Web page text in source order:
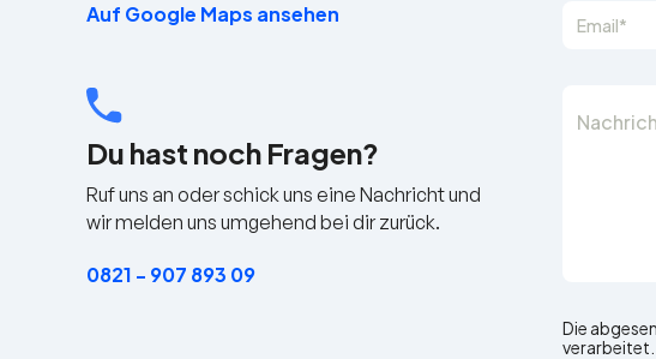
Auf Google Maps ansehen
Du hast noch Fragen?
Ruf uns an oder schick uns eine Nachricht und
wir melden uns umgehend bei dir zurück.
0821 - 907 893 09
Die